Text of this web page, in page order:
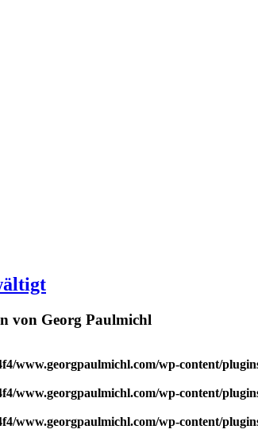
von Georg Paulmichl
www.georgpaulmichl.com/wp-content/
www.georgpaulmichl.com/wp-content/
www.georgpaulmichl.com/wp-content/